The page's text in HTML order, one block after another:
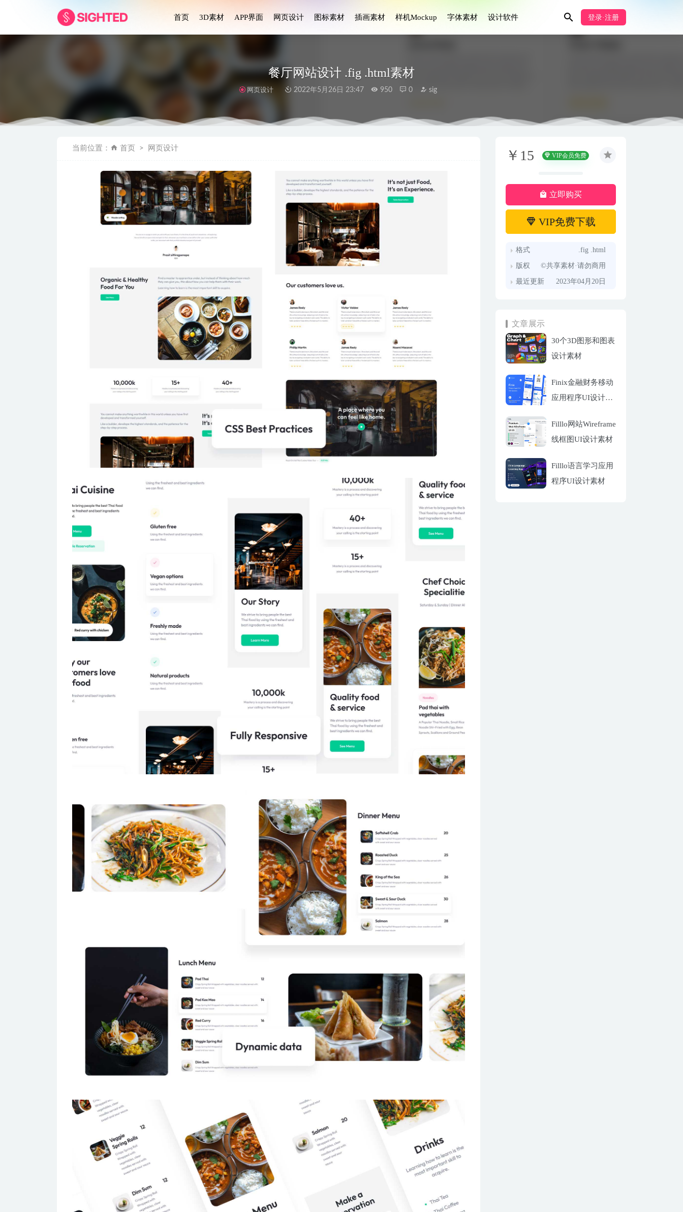
首页 3D素材 APP界面 网页设计 图标素材 插画素材 样机Mockup 字体素材 设计软件 登录·注册
餐厅网站设计 .fig .html素材
网页设计 2022年5月26日 23:47 950 0 sig
当前位置： 首页 网页设计 ￥15 VIP会员免费
立即购买
VIP免费下载
格式 .fig .html
版权 ©共享素材·请勿商用
最近更新 2023年04月20日
文章展示
30个3D图形和图表
设计素材
Finix金融财务移动
应用程序UI设计套
Filllo网站Wireframe
线框图UI设计素材
Filllo语言学习应用
程序UI设计素材
游戏平台首页UI设计 .fig素材
Nothing widgets 2.0 智能手表UI组件 2023-08-06
Medecine 3D医疗图标模型素材 .obj .blend源文件 2023-04-06